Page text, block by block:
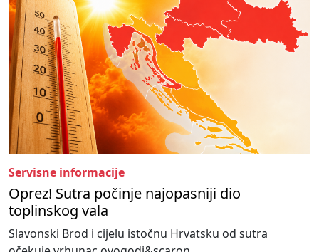
Servisne informacije
Oprez! Sutra počinje najopasniji dio
toplinskog vala
Slavonski Brod i cijelu istočnu Hrvatsku od sutra